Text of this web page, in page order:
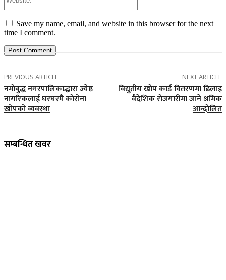
Save my name, email, and website in this browser for the next
time I comment.
PREVIOUS ARTICLE
नमोबुद्ध नगरपालिकाद्धारा ज्येष्ठ
नागरिकलाई घरघरमै कोरोना
खोपको व्यवस्था
NEXT ARTICLE
विद्युतीय खोप कार्ड वितरणमा ढिलाइ
वैदेशिक रोजगारीमा जाने श्रमिक
आन्दोलित
सम्बन्धित खवर